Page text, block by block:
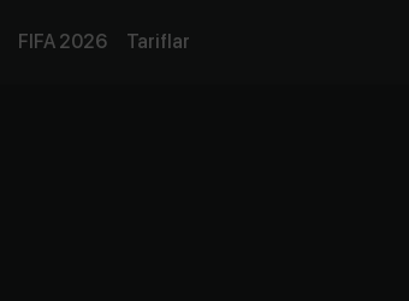
FIFA 2026 Tariflar